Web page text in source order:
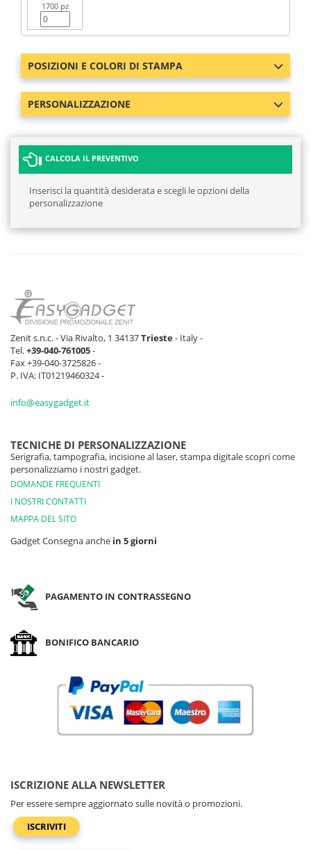
1700 pz
POSIZIONI E COLORI DI STAMPA
PERSONALIZZAZIONE
CALCOLA IL PREVENTIVO
Inserisci la quantità desiderata e scegli le opzioni della
personalizzazione
Zenit s.n.c. - Via Rivalto, 1 34137Trieste- Italy -
Tel.+39-040-761005-
Fax +39-040-3725826 -
P. IVA: IT01219460324 -
info@easygadget.it
TECNICHE DI PERSONALIZZAZIONE
Serigrafia, tampografia, incisione al laser, stampa digitale scopri come
personalizziamo i nostri gadget.
DOMANDE FREQUENTI
I NOSTRI CONTATTI
MAPPA DEL SITO
Gadget Consegna anche in 5 giorni
PAGAMENTO IN CONTRASSEGNO
BONIFICO BANCARIO
ISCRIZIONE ALLA NEWSLETTER
Per essere sempre aggiornato sulle novità o promozioni.
ISCRIVITI